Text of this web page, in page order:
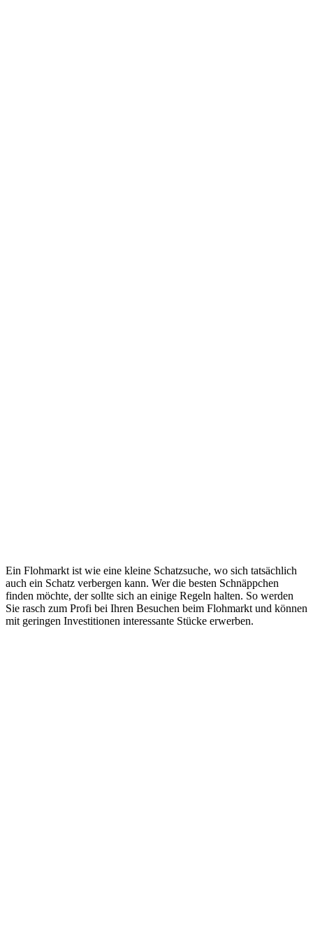
Ein Flohmarkt ist wie eine kleine Schatzsuche, wo sich tatsächlich
auch ein Schatz verbergen kann. Wer die besten Schnäppchen
finden möchte, der sollte sich an einige Regeln halten. So werden
Sie rasch zum Profi bei Ihren Besuchen beim Flohmarkt und können
mit geringen Investitionen interessante Stücke erwerben.